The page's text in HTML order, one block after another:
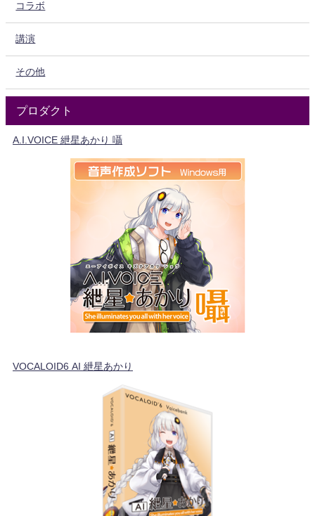
コラボ
講演
その他
プロダクト
A.I.VOICE 紲星あかり 囁
VOCALOID6 AI 紲星あかり